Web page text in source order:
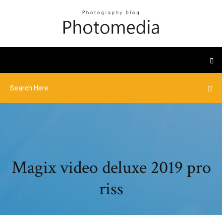
Magix video deluxe 2019 pro
riss